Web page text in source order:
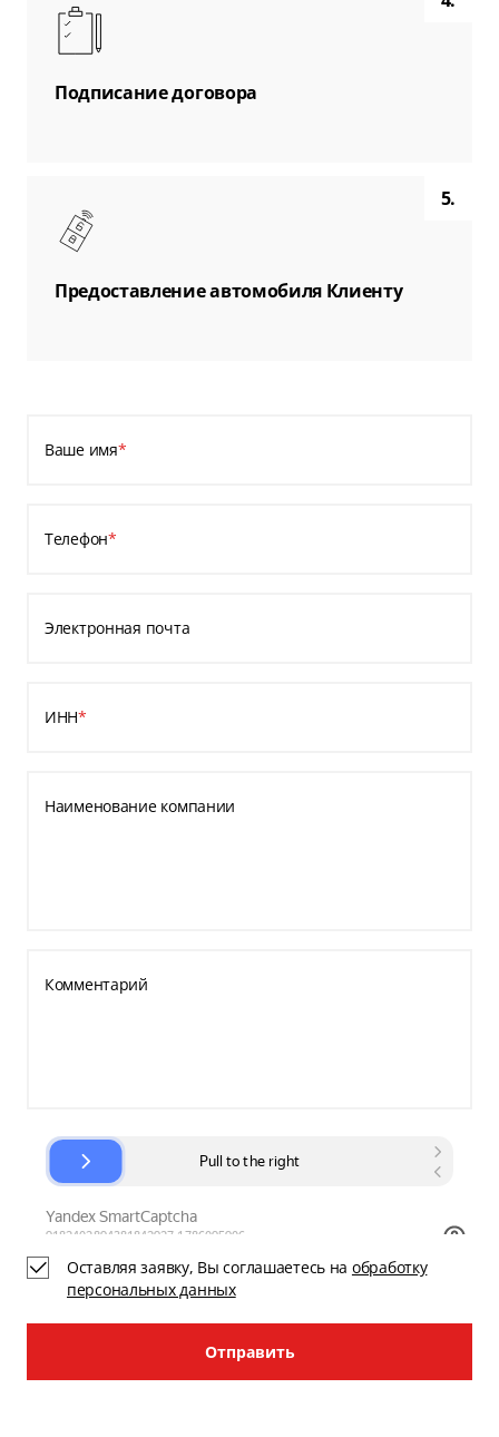
Подписание договора
5.
Предоставление автомобиля Клиенту
Ваше имя*
Телефон*
Электронная почта
ИНН*
Наименование компании
Комментарий
Отправить
Оставляя заявку, Вы соглашаетесь на обработку
персональных данных